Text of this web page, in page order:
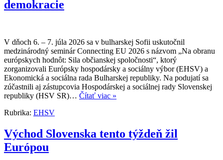
demokracie
V dňoch 6. – 7. júla 2026 sa v bulharskej Sofii uskutočnil
medzinárodný seminár Connecting EU 2026 s názvom „Na obranu
európskych hodnôt: Sila občianskej spoločnosti“, ktorý
zorganizovali Európsky hospodársky a sociálny výbor (EHSV) a
Ekonomická a sociálna rada Bulharskej republiky. Na podujatí sa
zúčastnili aj zástupcovia Hospodárskej a sociálnej rady Slovenskej
republiky (HSV SR)… Čítať viac »
Rubrika: EHSV
Východ Slovenska tento týždeň žil
Európou